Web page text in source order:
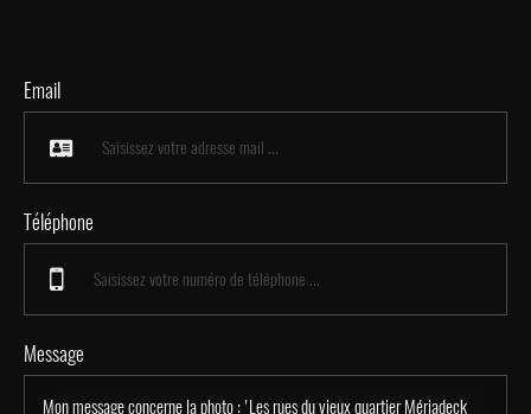
Email
Téléphone
Message